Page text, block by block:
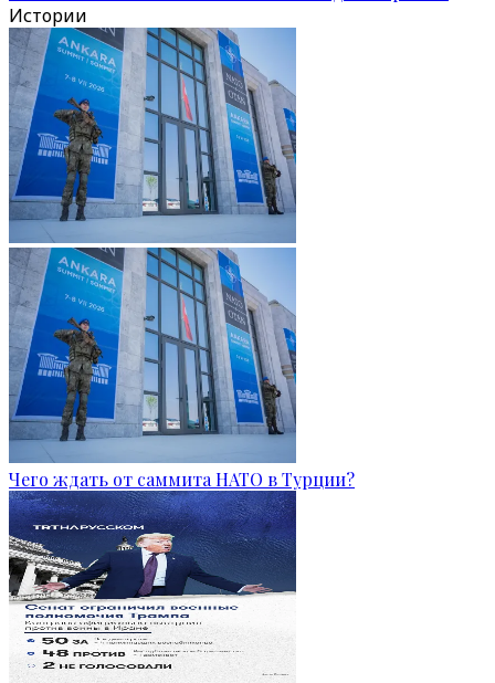
Истории
Чего ждать от саммита НАТО в Турции?